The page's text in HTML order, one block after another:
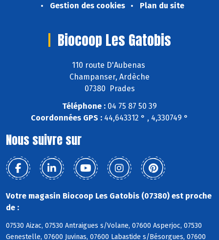
Gestion des cookies
Plan du site
Biocoop Les Gatobis
110 route D'Aubenas
Champanser, Ardèche
07380 Prades
Téléphone : 04 75 87 50 39
Coordonnées GPS : 44,643312 ° , 4,330749 °
Nous suivre sur
Votre magasin Biocoop Les Gatobis (07380) est proche
de :
07530 Aizac, 07530 Antraigues s/Volane, 07600 Asperjoc, 07530
Genestelle, 07600 Juvinas, 07600 Labastide s/Bésorgues, 07600